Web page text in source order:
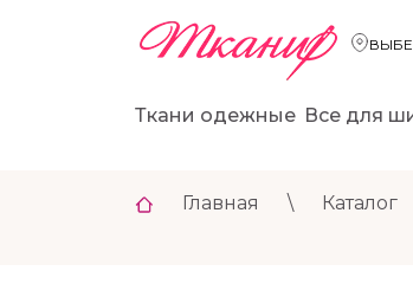
Ткани одежные Все для
Главная \ Каталог